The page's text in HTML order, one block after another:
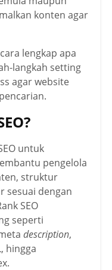
konten agar
lengkap apa
langkah setting
agar website
untuk
pengelola
struktur
sesuai dengan
SEO
seperti
description,
hingga